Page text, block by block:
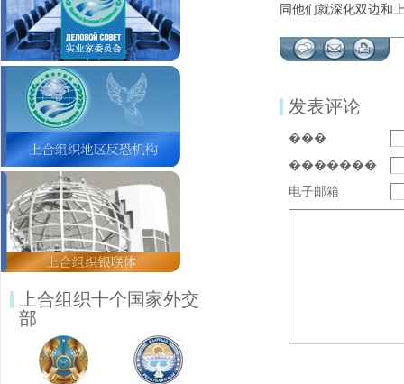
上合组织十个国家外交
部
同他们就深化双边和
发表评论
���
�������
电子邮箱